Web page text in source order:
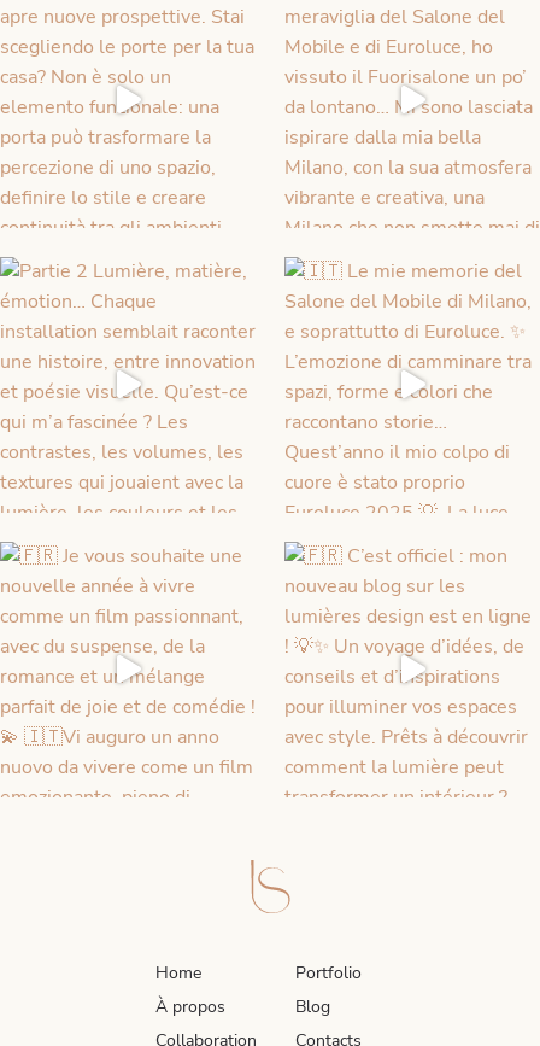
Home
À propos
Collaboration
Portfolio
Blog
Contacts